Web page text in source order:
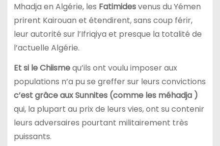
Mhadja en Algérie, les Fatimidesvenus du Yémen
prirent Kairouan et étendirent, sans coup férir,
leur autorité sur l’Ifriqiya et presque la totalité de
l’actuelle Algérie.
Et si le Chiismequ’ils ont voulu imposer aux
populations n’a pu se greffer sur leurs convictions
c’est grâce aux Sunnites (comme les méhadja )
qui, la plupart au prix de leurs vies, ont su contenir
leurs adversaires pourtant militairement très
puissants.